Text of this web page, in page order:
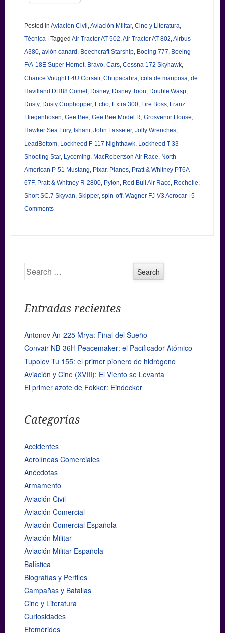
Posted in Aviación Civil Aviación Militar, Cine y Literatura
Técnica | Tagged Air Tractor AT-502 Air Tractor AT-802 Airbus
A380, avión canard Beechcraft Starship, Boeing 777 Boeing
F/A-18E Super Hornet, Bravo, Cars, Cessna 172 Skyhawk,
Chance Vought F4U Corsair, Chupacabra cola de mariposa de
Havilland DH88 Comet, Disney, Disney Toon Double Wasp,
Dusty, Dusty Crophopper, Echo, Extra 300, Fire Boss, Franz
Fliegenhosen Gee Bee Gee Bee Model R Grosvenor House
Hawker Sea Fury, Ishani John Lasseter, Jolly Wrenches,
LeadBottom, Lockheed F-117 Nighthawk, Lockheed T-33
Shooting Star, Lycoming MacRobertson Air Race North
American P-51 Mustang Pixar, Planes, Pratt & Whitney PT6A-
67F, Pratt & Whitney R-2800, Pylon Red Bull Air Race Rochelle
Short SC.7 Skyvan Skipper, spin-off, Wagner FJ-V3 Aerocar | 5
Comments
Search
Entradas recientes
Antonov An-225 Mrya: Final del Sueño
Convair NB-36H Peacemaker: el Pacificador Atómico
Tupolev Tu 155: el primer pionero de hidrógeno
Aviación y Cine (XVIII): El Viento se Levanta
El primer azote de Fokker: Eindecker
Categorías
Accidentes
Aerolíneas Comerciales
Anécdotas
Armamento
Aviación Civil
Aviación Comercial
Aviación Comercial Española
Aviación Militar
Aviación Militar Española
Balística
Biografías y Perfiles
Campañas y Batallas
Cine y Literatura
Curiosidades
Efemérides